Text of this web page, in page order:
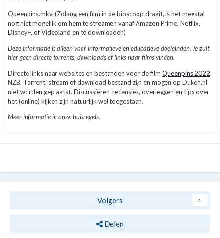
Queenpins.mkv. (Zolang een film in de bioscoop draait, is het meestal
nog niet mogelijk om hem te streamen vanaf Amazon Prime, Netflix,
Disney+, of Videoland en te downloaden)
Deze informatie is alleen voor informatieve en educatieve doeleinden. Je zult
hier geen directe torrents, downloads of links naar films vinden.
Directe links naar websites en bestanden voor de film Queenpins 2022
NZB, Torrent, stream of download bestand zijn en mogen op Duken.nl
niet worden geplaatst. Discussiëren, recensies, overleggen en tips over
het (online) kijken zijn natuurlijk wel toegestaan.
Meer informatie in onze huisregels.
Volgers 1
Delen